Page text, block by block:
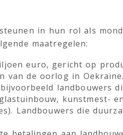
in hun rol als
maatregelen:
euro, gericht op
van de oorlog in
landbouwers
kunstmest-
Landbouwers die